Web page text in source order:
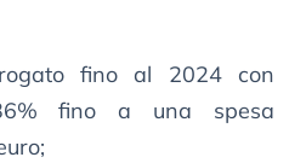
fino al 2024 con
fino a una spesa